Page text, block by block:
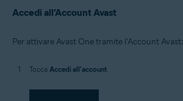
Accedi all’Account Avast
Per attivare Avast One tramite l'Account Avast:
Tocca Accedi all'account